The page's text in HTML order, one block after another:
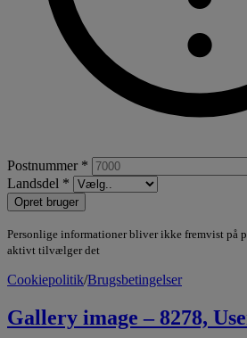
Postnummer *
Landsdel *
Opret bruger
Personlige informationer bliver ikke fremvist på
aktivt tilvælger det
Cookiepolitik/Brugsbetingelser
Gallery image – 8278,